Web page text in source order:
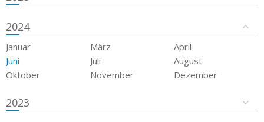
2024
Januar März
April
Juni
Juli
August
Oktober
November Dezember
2023